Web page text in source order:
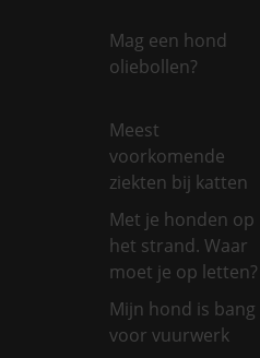
Mag een hond
oliebollen?
Meest
voorkomende
ziekten bij katten
Met je honden op
het strand. Waar
moet je op letten?
Mijn hond is bang
voor vuurwerk